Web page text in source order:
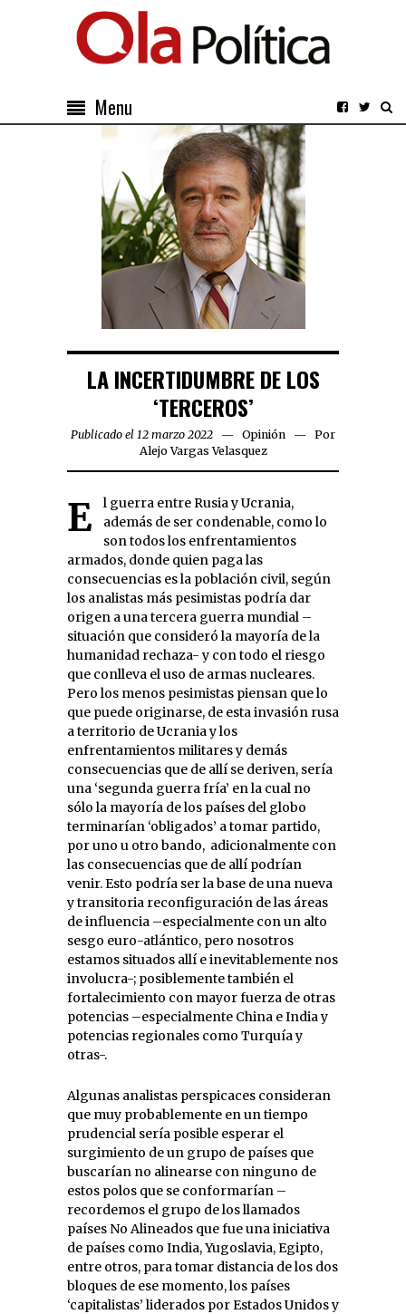
Menu
LA INCERTIDUMBRE DE LOS
‘TERCEROS’
Publicado el 12 marzo 2022 Opinión
Por
Alejo Vargas Velasquez
El guerra entre Rusia y Ucrania,
además de ser condenable, como lo
son todos los enfrentamientos
armados, donde quien paga las
consecuencias es la población civil, según
los analistas más pesimistas podría dar
origen a una tercera guerra mundial –
situación que consideró la mayoría de la
humanidad rechaza- y con todo el riesgo
que conlleva el uso de armas nucleares.
Pero los menos pesimistas piensan que lo
que puede originarse, de esta invasión rusa
a territorio de Ucrania y los
enfrentamientos militares y demás
consecuencias que de allí se deriven, sería
una ‘segunda guerra fría’ en la cual no
sólo la mayoría de los países del globo
terminarían ‘obligados’ a tomar partido,
por uno u otro bando, adicionalmente con
las consecuencias que de allí podrían
venir. Esto podría ser la base de una nueva
y transitoria reconfiguración de las áreas
de influencia –especialmente con un alto
sesgo euro-atlántico, pero nosotros
estamos situados allí e inevitablemente nos
involucra-; posiblemente también el
fortalecimiento con mayor fuerza de otras
potencias –especialmente China e India y
potencias regionales como Turquía y
otras-.
Algunas analistas perspicaces consideran
que muy probablemente en un tiempo
prudencial sería posible esperar el
surgimiento de un grupo de países que
buscarían no alinearse con ninguno de
estos polos que se conformarían –
recordemos el grupo de los llamados
países No Alineados que fue una iniciativa
de países como India, Yugoslavia, Egipto,
entre otros, para tomar distancia de los dos
bloques de ese momento, los países
‘capitalistas’ liderados por Estados Unidos y